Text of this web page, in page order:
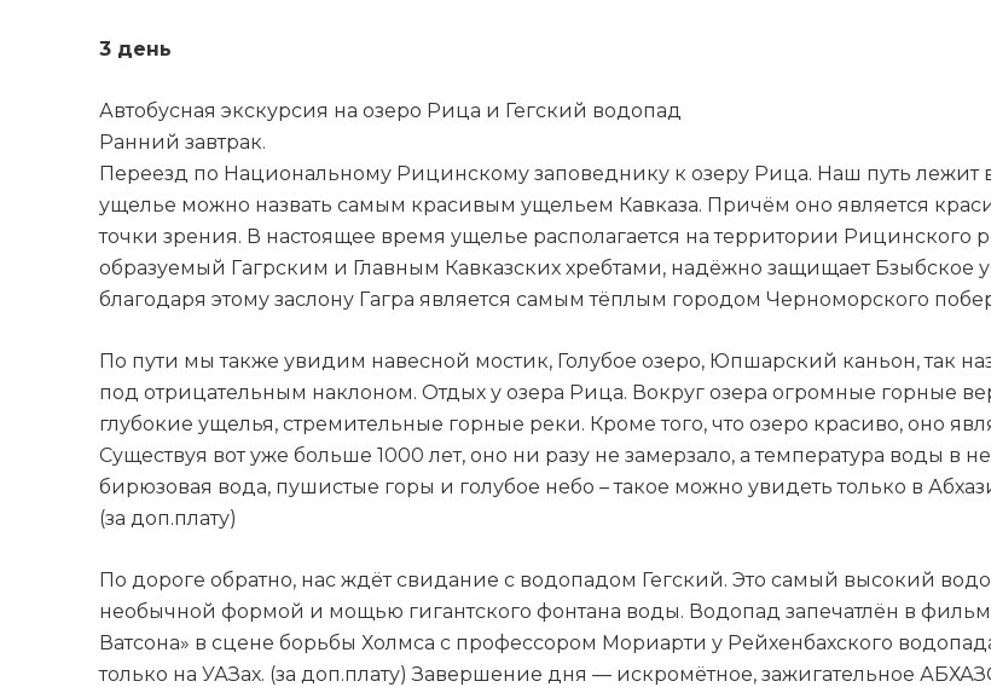
3 день
Автобусная экскурсия на озеро Рица и Гегский водопад
Ранний завтрак.
Переезд по Национальному Рицинскому заповеднику к озеру Рица. Наш путь лежит
ущелье можно назвать самым красивым ущельем Кавказа. Причём оно является
точки зрения. В настоящее время ущелье располагается на территории Рицинского
образуемый Гагрским и Главным Кавказских хребтами, надёжно защищает Бзыбское
благодаря этому заслону Гагра является самым тёплым городом Черноморского
По пути мы также увидим навесной мостик, Голубое озеро, Юпшарский каньон, так
под отрицательным наклоном. Отдых у озера Рица. Вокруг озера огромные горные
глубокие ущелья, стремительные горные реки. Кроме того, что озеро красиво, оно
Существуя вот уже больше 1000 лет, оно ни разу не замерзало, а температура воды в
бирюзовая вода, пушистые горы и голубое небо – такое можно увидеть только в
(за доп.плату)
По дороге обратно, нас ждёт свидание с водопадом Гегский. Это самый высокий
необычной формой и мощью гигантского фонтана воды. Водопад запечатлён в
Ватсона» в сцене борьбы Холмса с профессором Мориарти у Рейхенбахского
только на УАЗах. (за доп.плату) Завершение дня — искромётное, зажигательное